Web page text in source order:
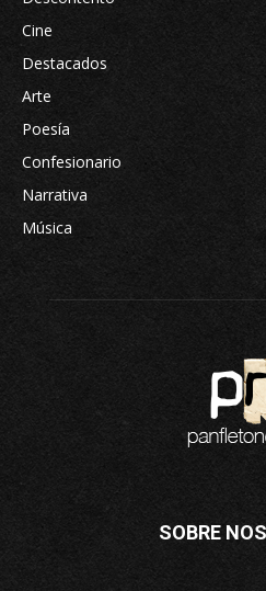
Cine
Destacados
Arte
Poesía
Confesionario
Narrativa
Música
SOBRE